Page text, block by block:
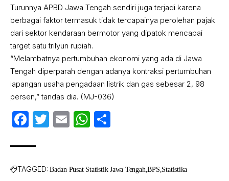
Turunnya APBD Jawa Tengah sendiri juga terjadi karena
berbagai faktor termasuk tidak tercapainya perolehan pajak
dari sektor kendaraan bermotor yang dipatok mencapai
target satu trilyun rupiah.
“Melambatnya pertumbuhan ekonomi yang ada di Jawa
Tengah diperparah dengan adanya kontraksi pertumbuhan
lapangan usaha pengadaan listrik dan gas sebesar 2, 98
persen,” tandas dia. (MJ-036)
Facebook
Twitter
EmailWhatsApp
TAGGED: Badan Pusat Statistik Jawa Tengah BPS Statistika